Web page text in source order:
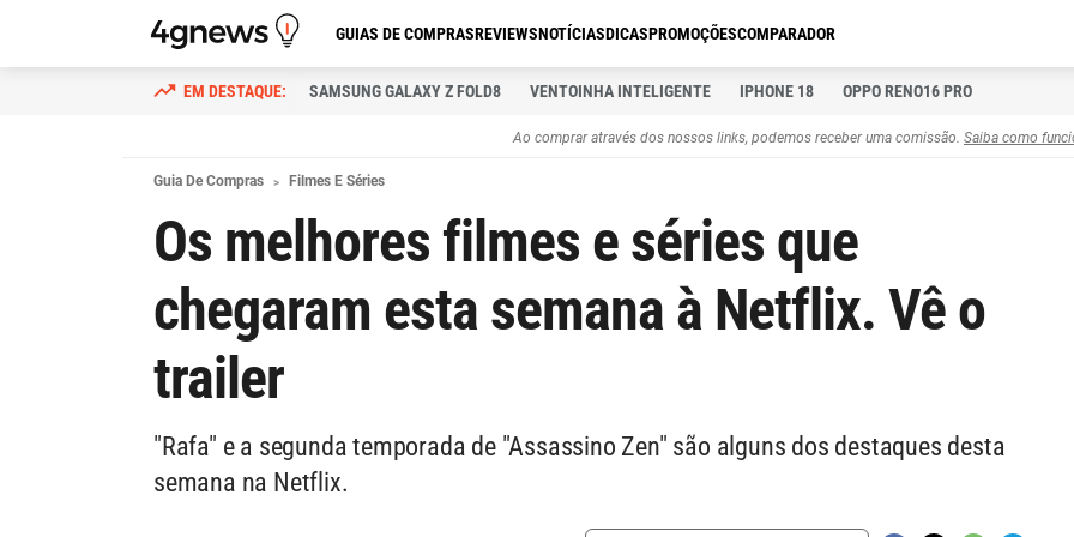
GUIAS DE COMPRASREVIEWSNOTÍCIASDICASPROMOÇÕESCOMPARADOR
SAMSUNG GALAXY Z FOLD8 VENTOINHA INTELIGENTE IPHONE 18 OPPO RENO16 PRO
Ao comprar através dos nossos links, podemos receber uma comissão. Saiba como
Guia De Compras Filmes E Séries
Os melhores filmes e séries que
chegaram esta semana à Netflix. Vê o
trailer
"Rafa" e a segunda temporada de "Assassino Zen" são alguns dos destaques desta
semana na Netflix.